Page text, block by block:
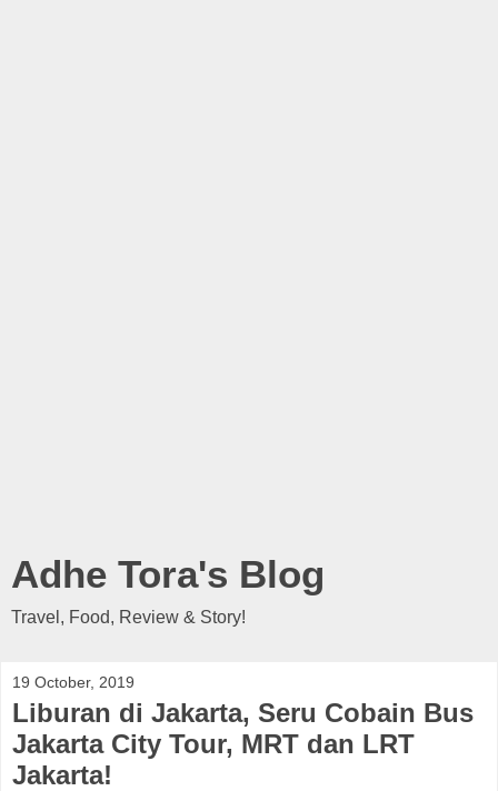
Adhe Tora's Blog
Travel, Food, Review & Story!
19 October, 2019
Liburan di Jakarta, Seru Cobain Bus
Jakarta City Tour, MRT dan LRT
Jakarta!